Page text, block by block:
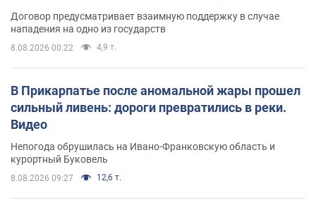
Договор предусматривает взаимную поддержку в случае
нападения на одно из государств
8.08.2026 00:22 4,9 т.
В Прикарпатье после аномальной жары прошел
сильный ливень: дороги превратились в реки.
Видео
Непогода обрушилась на Ивано-Франковскую область и
курортный Буковель
8.08.2026 09:27 12,6 т.